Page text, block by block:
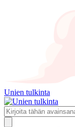
Unien tulkinta